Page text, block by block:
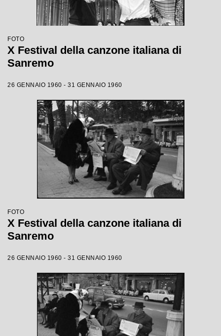
FOTO
X Festival della canzone italiana di
Sanremo
26 GENNAIO 1960 - 31 GENNAIO 1960
FOTO
X Festival della canzone italiana di
Sanremo
26 GENNAIO 1960 - 31 GENNAIO 1960